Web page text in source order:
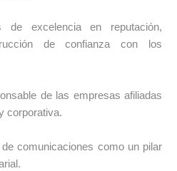
excelencia en reputación,
de confianza con los
de las empresas afiliadas
corporativa.
comunicaciones como un pilar